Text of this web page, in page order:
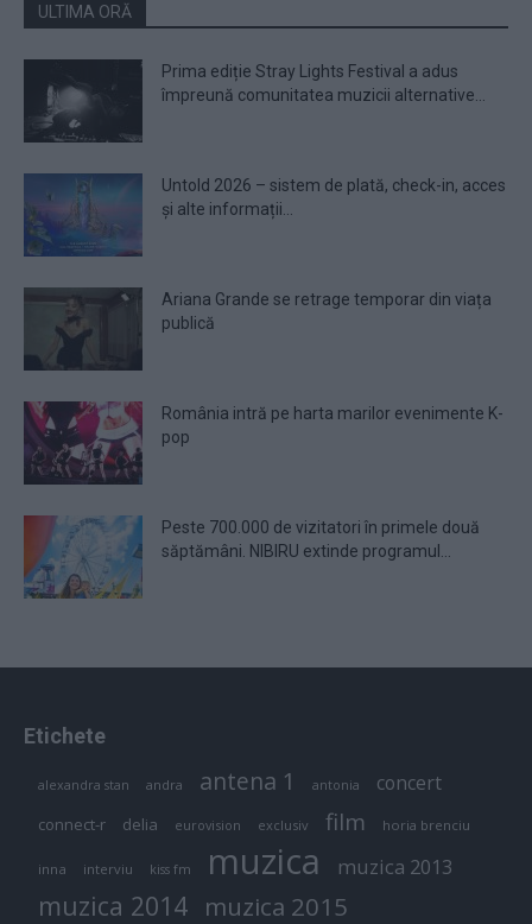
ULTIMA ORĂ
Prima ediție Stray Lights Festival a adus
împreună comunitatea muzicii alternative...
Untold 2026 – sistem de plată, check-in, acces
și alte informații...
Ariana Grande se retrage temporar din viața
publică
România intră pe harta marilor evenimente K-
pop
Peste 700.000 de vizitatori în primele două
săptămâni. NIBIRU extinde programul...
Etichete
alexandra stan andra antena 1 antonia concert
connect-r delia eurovision exclusiv film horia brenciu
inna interviu kiss fm muzica muzica 2013
muzica 2014 muzica 2015